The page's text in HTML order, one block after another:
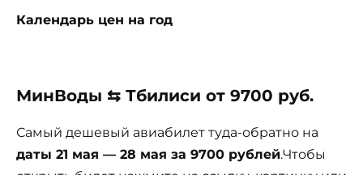
Календарь цен на год
МинВоды ⇆ Тбилиси от 9700 руб.
Самый дешевый авиабилет туда-обратно на
даты 21 мая — 28 мая за 9700 рублей.Чтобы